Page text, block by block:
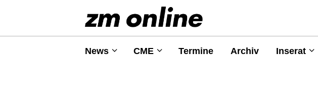
News CME Termine Archiv Inserat